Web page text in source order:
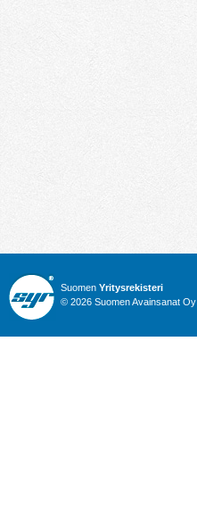
Suomen Yritysrekisteri
© 2026 Suomen Avainsanat Oy